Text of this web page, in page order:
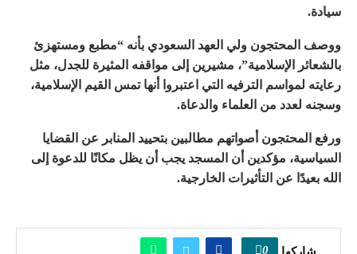
سيادة.
ووصف المحتجون ولي العهد السعودي بأنه “مطبع ومستهزئ
بالشعائر الإسلامية”، مشيرين إلى مواقفه المثيرة للجدل، مثل
رعايته لمواسم الترفيه التي اعتبروا أنها تمس القيم الإسلامية،
وسجنه لعدد من العلماء والدعاة.
ورفع المحتجون أصواتهم مطالبين بتحييد المنابر عن القضايا
السياسية، مؤكدين أن المسجد يجب أن يظل مكانًا للدعوة إلى
الله بعيدًا عن التأثيرات الخارجية.
0